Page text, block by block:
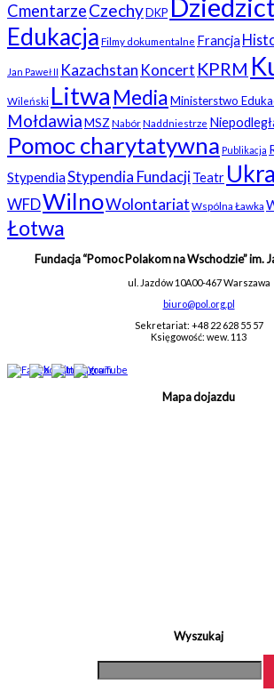
CmentarzeCzechyDKP
Edukacja Filmy dokumentalne Francja
Jan Paweł II Kazachstan Koncert KPRM
Wileński Litwa MediaMinisterstwo
MołdawiaMSZ NabórNaddniestrze
Pomoc charytatywna Publikacja
StypendiaStypendia FundacjiTeatr
WFDWilnoWolontariat Wspólna Ławka
Łotwa
Fundacja “Pomoc Polakom na Wschodzie” im.
ul. Jazdów 10A00-467 Warszawa
biuro@pol.org.pl
Sekretariat: +48 22 628 55 57
Księgowość: wew. 113
Mapa dojazdu
Wyszukaj